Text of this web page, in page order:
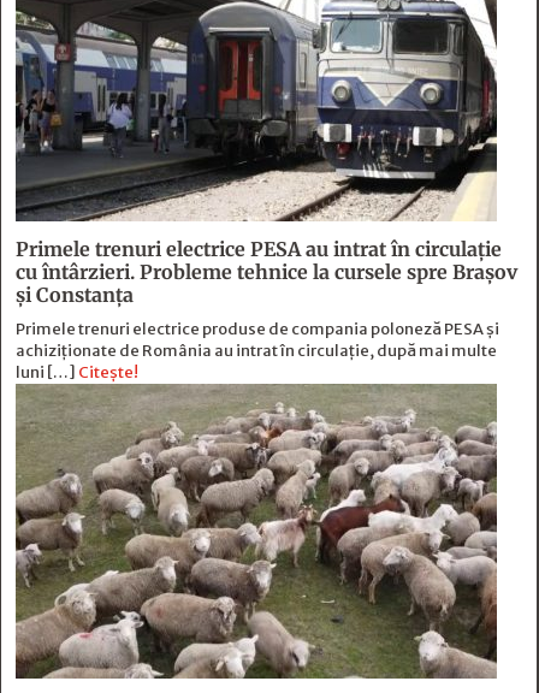
Primele trenuri electrice PESA au intrat în circulație
cu întârzieri. Probleme tehnice la cursele spre Brașov
și Constanța
Primele trenuri electrice produse de compania poloneză PESA și
achiziționate de România au intrat în circulație, după mai multe
luni […] Citește!